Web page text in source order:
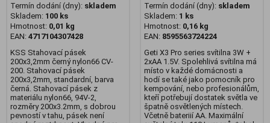
Termín dodání (dny): skladem
Skladem: 100 ks
Hmotnost: 0,01 kg
EAN: 4717104307428
KSS Stahovací pásek
200x3,2mm černý nylon66 CV-
200. Stahovací pásek
200x3,2mm, standardní, barva
černá. Stahovací pásek z
materiálu nylon66, 94V-2,
rozměry 200x3.2mm, s dobrou
pevností v tahu, pásek není
Termín dodání (dny): skladem
Skladem: 1 ks
Hmotnost: 0,16 kg
EAN: 8595563724224
Geti X3 Pro series svítilna 3W +
2xAA 1.5V. Spolehlivá svítilna má
místo v každé domácnosti a
hodí se také jako pomocník pro
kempování, nebo profesionálům,
kteří potřebují dostatek světla ve
špatně osvětlených místech.
Včetně bateriií AA. Maximální